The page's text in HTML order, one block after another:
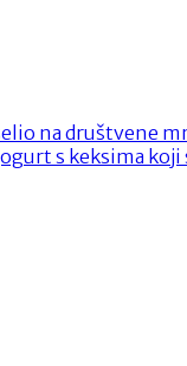
na društvene
s keksima